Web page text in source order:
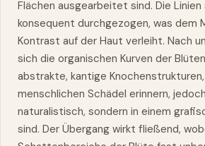
Flächen ausgearbeitet sind. Die Linien
konsequent durchgezogen, was dem
Kontrast auf der Haut verleiht. Nach
sich die organischen Kurven der
abstrakte, kantige
menschlichen Schädel erinnern,
naturalistisch, sondern in einem
sind. Der Übergang wirkt fließend,